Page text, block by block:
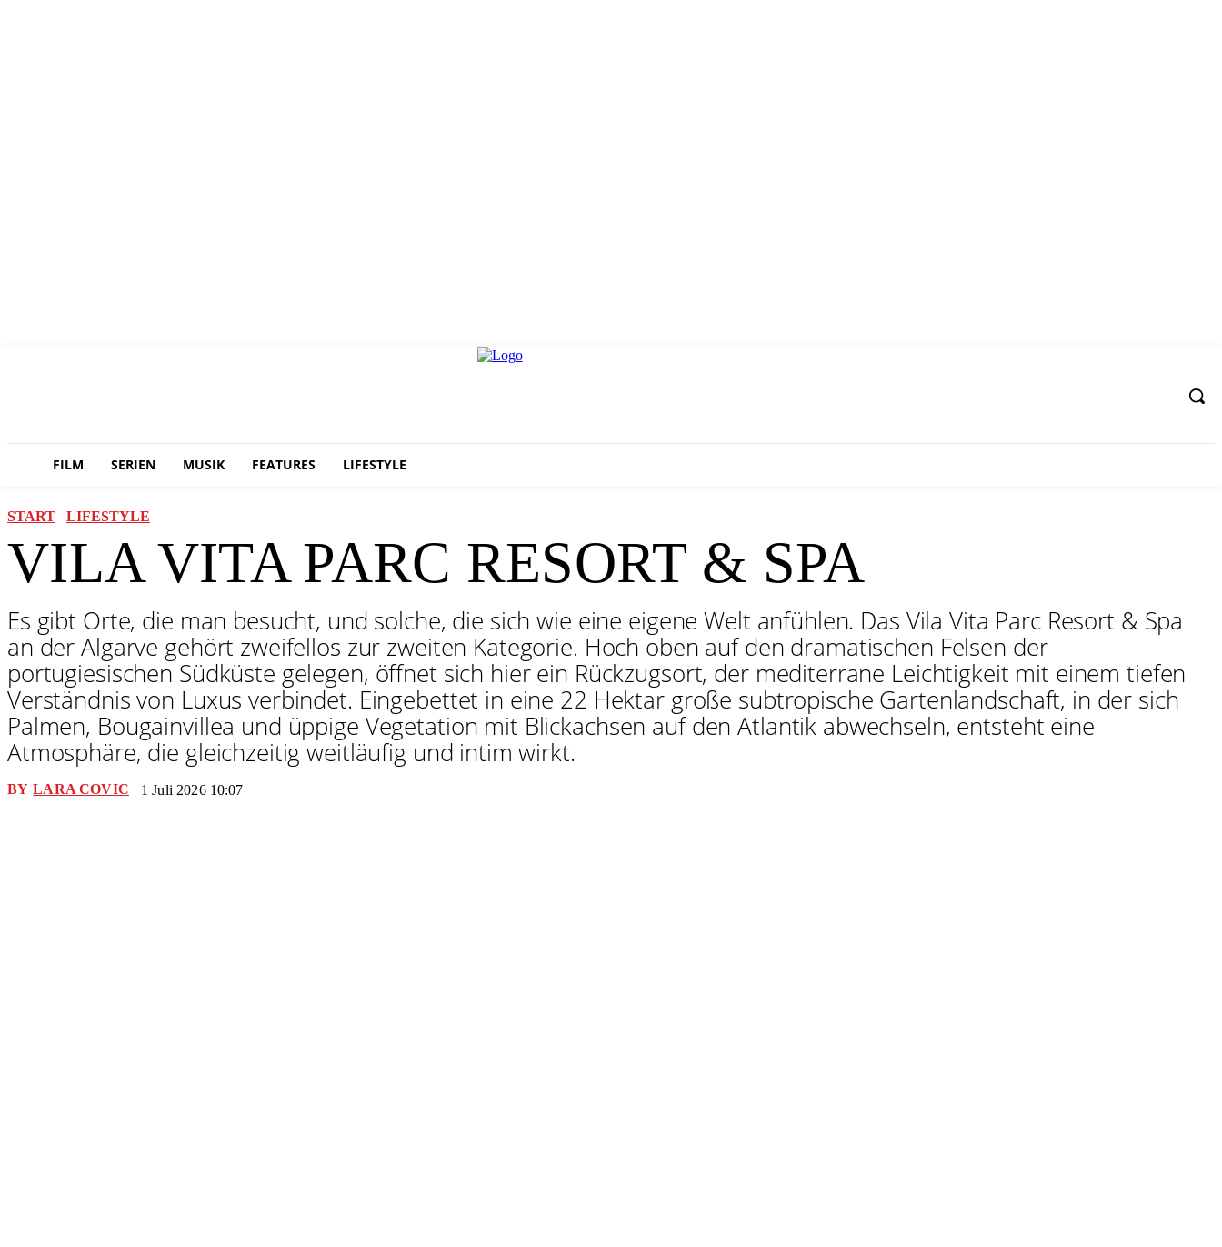
FILM SERIEN MUSIK FEATURES LIFESTYLE
START LIFESTYLE
VILA VITA PARC RESORT & SPA
Es gibt Orte, die man besucht, und solche, die sich wie eine eigene Welt anfühlen. Das Vila Vita Parc Resort & Spa
an der Algarve gehört zweifellos zur zweiten Kategorie. Hoch oben auf den dramatischen Felsen der
portugiesischen Südküste gelegen, öffnet sich hier ein Rückzugsort, der mediterrane Leichtigkeit mit einem tiefen
Verständnis von Luxus verbindet. Eingebettet in eine 22 Hektar große subtropische Gartenlandschaft, in der sich
Palmen, Bougainvillea und üppige Vegetation mit Blickachsen auf den Atlantik abwechseln, entsteht eine
Atmosphäre, die gleichzeitig weitläufig und intim wirkt.
BY LARA COVIC 1 Juli 2026 10:07